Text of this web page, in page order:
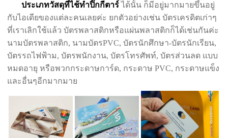
ประเภทวัสดุที่ไช้ทำปิ๊กกีตาร์ ได้นั้น ก็มีอยู่มากมายขึ้นอยู่
กับไอเดียของแต่ละคนเลยค่ะ ยกตัวอย่างเช่น บัตรเครดิตเก่าๆ
ที่เราเลิกใช้แล้ว บัตรพลาสติกหรือแผ่นพลาสติกก็ได้เช่นกันค่ะ
นามบัตรพลาสติก, นามบัตรPVC, บัตรนักศึกษา-บัตรนักเรียน,
บัตรรถไฟฟ้าม, บัตรพนักงาน, บัตรโทรศัพท์, บัตรส่วนลด แบบ
หมดอายุ หรือพวกกระดาษการ์ด, กระดาษ PVC, กระดาษแข็ง
และอื่นๆอีกมากมาย